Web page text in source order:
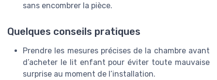
sans encombrer la pièce.
Quelques conseils pratiques
Prendre les mesures précises de la chambre avant
d’acheter le lit enfant pour éviter toute mauvaise
surprise au moment de l’installation.